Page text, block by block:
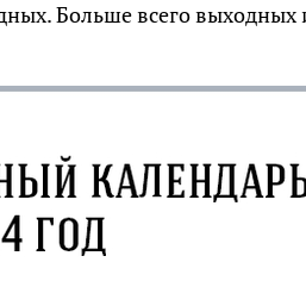
Больше всего